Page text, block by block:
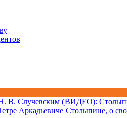
В. Случевским (ВИДЕО):
Аркадьевиче Столыпине, о